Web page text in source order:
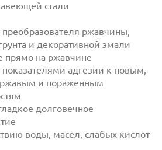
стали
ржавчины,
и декоративной эмали
прямо на ржавчине
адгезии к новым,
и пораженным
долговечное
воды, масел, слабых кислот